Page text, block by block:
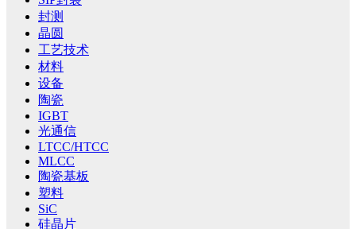
封测
晶圆
工艺技术
材料
设备
陶瓷
IGBT
光通信
LTCC/HTCC
MLCC
陶瓷基板
塑料
SiC
硅晶片